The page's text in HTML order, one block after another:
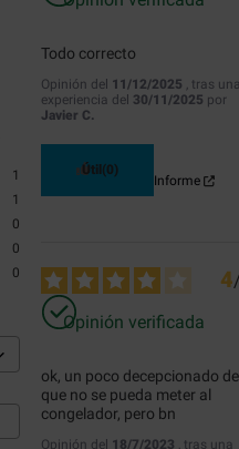
1
1
0
0
0
Todo correcto
Opinión del 11/12/2025 , tras
experiencia del 30/11/2025 por
Javier C.
Útil(0)
Informe
4
Opinión verificada
ok, un poco decepcionado de
que no se pueda meter al
congelador, pero bn
Opinión del 18/7/2023 , tras una